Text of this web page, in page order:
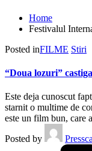
Home
Festivalul
Posted inFILME Stiri
“Doua lozuri”
Este deja cunoscut
starnit o multime de
este un film bun,
Posted by